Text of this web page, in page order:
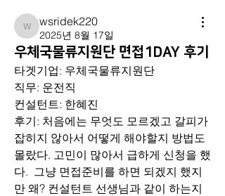
wsridek220
wsridek220
2025년 8월 17일
우체국물류지원단 면접1DAY 후기
타겟기업: 우체국물류지원단
직무: 운전직
컨설턴트: 한혜진
후기: 처음에는 무엇도 모르겠고 갈피가
잡히지 않아서 어떻게 해야할지 방법도
몰랐다. 고민이 많아서 급하게 신청을 했
다.  그냥 면접준비를 하면 되겠지 했지
만 왜? 컨설턴트 선생님과 같이 하는지